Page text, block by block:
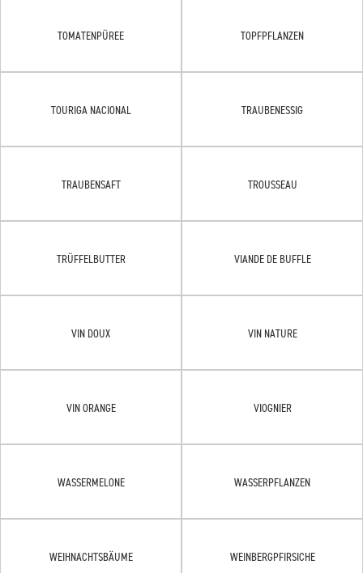
TOMATENPÜREE TOPFPFLANZEN
TOURIGA NACIONAL TRAUBENESSIG
TRAUBENSAFT TROUSSEAU
TRÜFFELBUTTER VIANDE DE BUFFLE
VIN DOUX VIN NATURE
VIN ORANGE VIOGNIER
WASSERMELONE WASSERPFLANZEN
WEIHNACHTSBÄUME WEINBERGPFIRSICHE